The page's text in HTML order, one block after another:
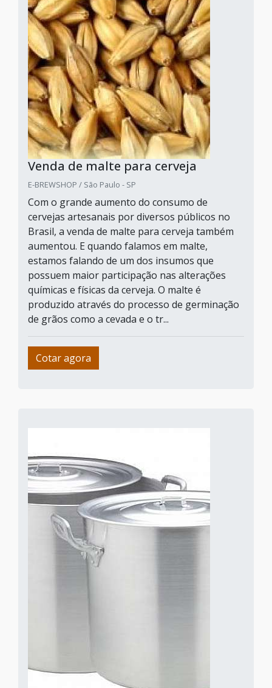
Venda de malte para cerveja
E-BREWSHOP / São Paulo - SP
Com o grande aumento do consumo de
cervejas artesanais por diversos públicos no
Brasil, a venda de malte para cerveja também
aumentou. E quando falamos em malte,
estamos falando de um dos insumos que
possuem maior participação nas alterações
químicas e físicas da cerveja. O malte é
produzido através do processo de germinação
de grãos como a cevada e o tr...
Cotar agora